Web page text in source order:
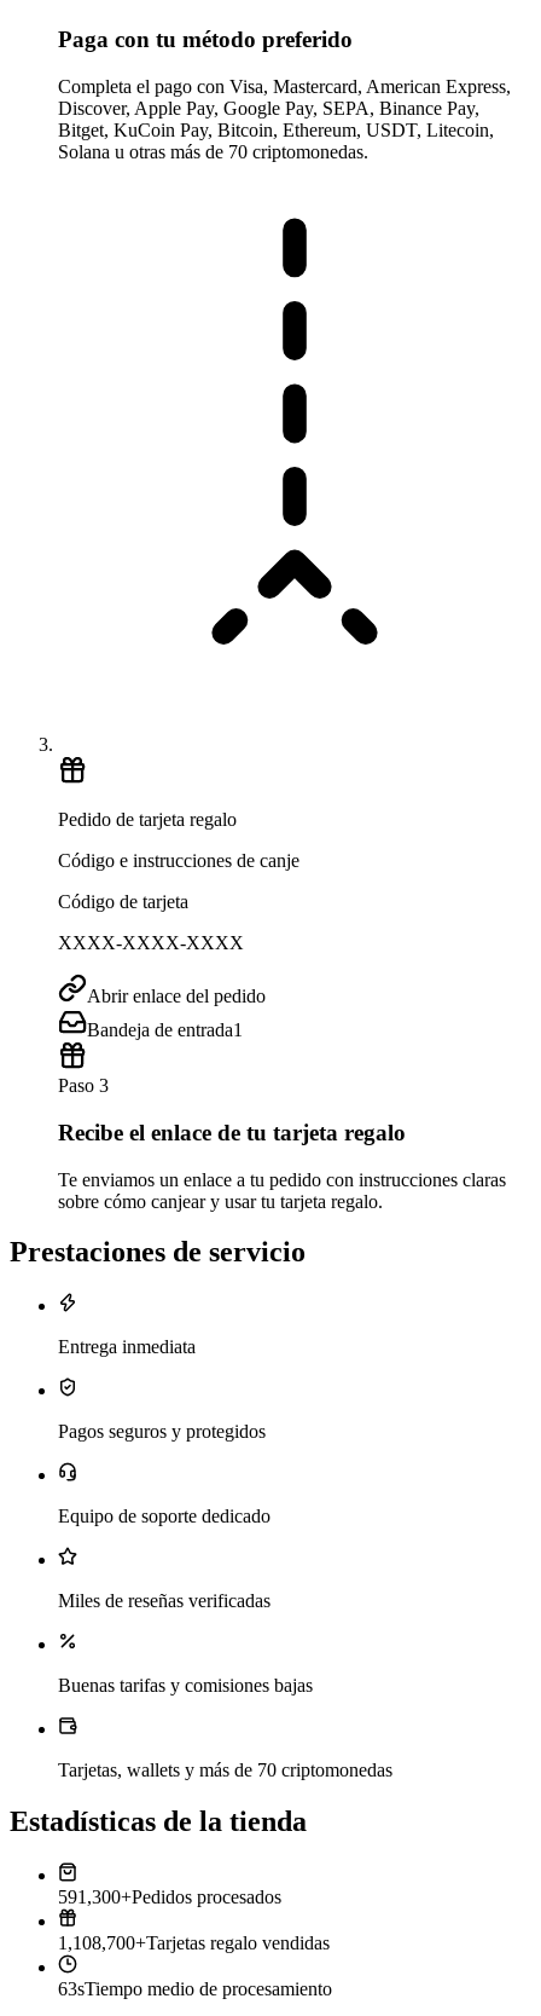
Paga con tu método preferido
Completa el pago con Visa, Mastercard, American Express,
Discover, Apple Pay, Google Pay, SEPA, Binance Pay,
Bitget, KuCoin Pay, Bitcoin, Ethereum, USDT, Litecoin,
Solana u otras más de 70 criptomonedas.
Pedido de tarjeta regalo
Código e instrucciones de canje
Código de tarjeta
XXXX-XXXX-XXXX
Abrir enlace del pedido
Bandeja de entrada1
Paso 3
Recibe el enlace de tu tarjeta regalo
Te enviamos un enlace a tu pedido con instrucciones claras
sobre cómo canjear y usar tu tarjeta regalo.
Prestaciones de servicio
Entrega inmediata
Pagos seguros y protegidos
Equipo de soporte dedicado
Miles de reseñas verificadas
Buenas tarifas y comisiones bajas
Tarjetas, wallets y más de 70 criptomonedas
Estadísticas de la tienda
591,300+Pedidos procesados
1,108,700+Tarjetas regalo vendidas
63sTiempo medio de procesamiento